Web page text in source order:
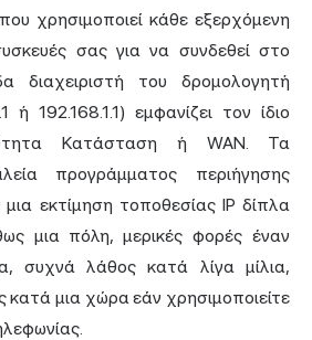
χρησιμοποιεί κάθε εξερχόμενη
σας για να συνδεθεί στο
διαχειριστή του δρομολογητή
ή 192.168.1.1) εμφανίζει τον ίδιο
Κατάσταση ή WAN. Τα
προγράμματος περιήγησης
εκτίμηση τοποθεσίας IP δίπλα
μια πόλη, μερικές φορές έναν
συχνά λάθος κατά λίγα μίλια,
κατά μια χώρα εάν χρησιμοποιείτε